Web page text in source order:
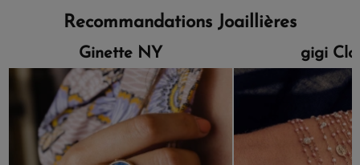
Recommandations Joaillières
Ginette NY gigi